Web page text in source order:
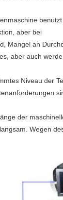
aber bei
Mangel an
aber auch
Niveau der
der
Wegen